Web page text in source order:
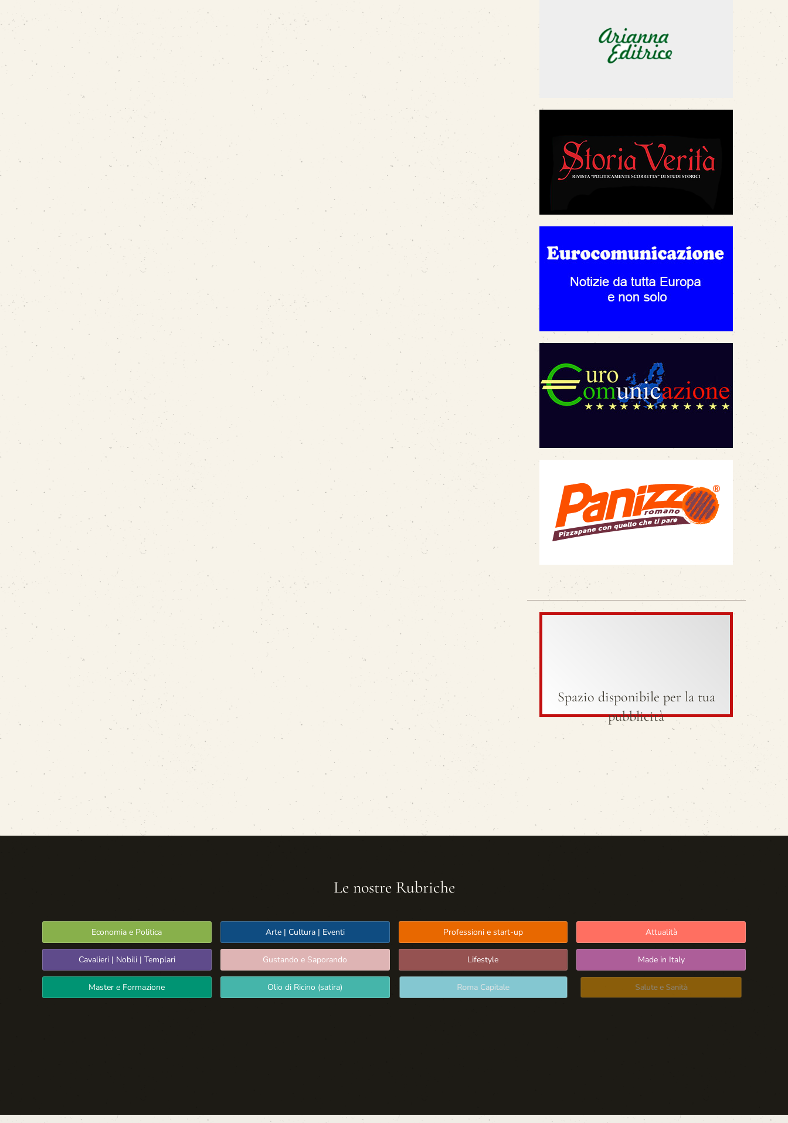
Spazio disponibile per la tua
pubblicità
Le nostre Rubriche
Economia e Politica Arte | Cultura | Eventi Professioni e start-up Attualità
Cavalieri | Nobili | Templari Gustando e Saporando Lifestyle Made in Italy
Master e Formazione Olio di Ricino (satira) Roma Capitale Salute e Sanità